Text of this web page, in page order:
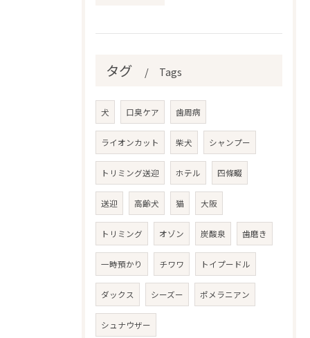
タグ Tags
犬 口臭ケア 歯周病
ライオンカット 柴犬 シャンプー
トリミング送迎 ホテル 四條畷
送迎 高齢犬 猫 大阪
トリミング オゾン 炭酸泉 歯磨き
一時預かり チワワ トイプードル
ダックス シーズー ポメラニアン
シュナウザー